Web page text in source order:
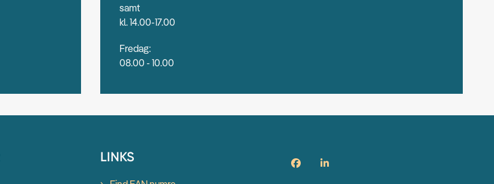
samt
kl. 14.00-17.00
Fredag:
08.00 - 10.00
LINKS